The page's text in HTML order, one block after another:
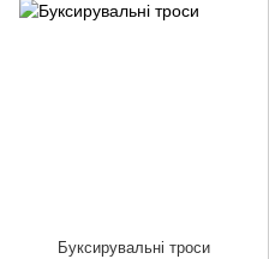
Буксирувальні троси